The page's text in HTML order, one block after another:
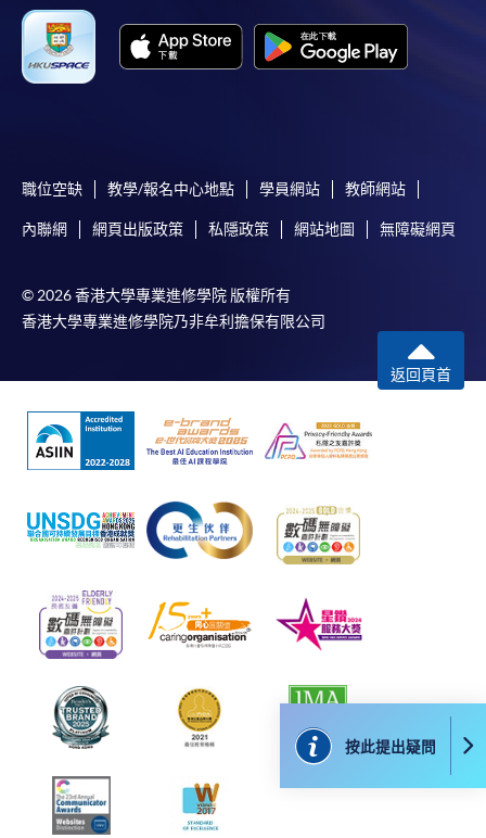
課程負責人會為學員送上「註冊及學費通知」
(「通知」)，請填妥有關「通知」，並親往報名中
何疑問，請詳閱個別課程資料，或聯絡有關課程負責
人或報名中心。
選用網上報名服務必須在已接駁互聯網及支援
JavaScript程式瀏覽器的電腦上進行。建議選用
申請人不應閒置申請超過10分鐘。否則，申請人
必須重新開始整個申請程序。
網上報名只支援「提早報讀優惠」。如需享用其他
在網上報名過程中，由於提交課程申請和付款在系
統處理上為兩個不同的程序，成功付款並不保證成
快與 閣下聯絡。
申請人應注意，不論親身或網上報讀，相同的課
在網上報名過程中，付款成功後，網頁將顯示付款
確認。另外，確認電子郵件亦會發送到 閣下的電
子郵件帳戶。請保留確定回條作日後查詢用途。
除特殊情況(例如課程因報名人數不足而被取消)及
法例規定外，一切已繳費用，概不退還。
按此提出疑問
折
職位空缺 教學/報名中心地點 學員網站 教師網站
內聯網 網頁出版政策 私隱政策 網站地圖 無障礙網頁
© 2026 香港大學專業進修學院 版權所有
香港大學專業進修學院乃非牟利擔保有限公司
返回頁首